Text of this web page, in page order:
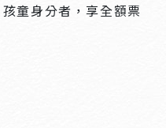
童身分者，享全額票